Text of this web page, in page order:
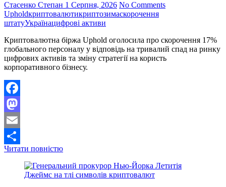
Стасенко Степан 1 Серпня, 2026 No Comments
Upholdкриптовалютикриптозимаскорочення
штатуУкраїнацифрові активи
Криптовалютна біржа Uphold оголосила про скорочення 17%
глобального персоналу у відповідь на тривалий спад на ринку
цифрових активів та зміну стратегії на користь
корпоративного бізнесу.
Facebook
Mastodon
Email
Поділитися
Читати повністюКриптовалютна
Uphold
скорочує